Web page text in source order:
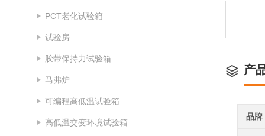
PCT老化试验箱
试验房
胶带保持力试验箱
马弗炉
可编程高低温试验箱
高低温交变环境试验箱
产
品牌